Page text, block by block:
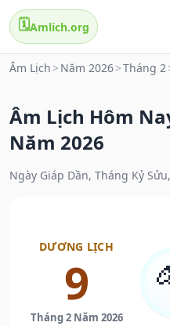
🗓️Amlich.org
Âm Lịch > Năm 2026>Tháng 2
Âm Lịch Hôm
Năm 2026
Ngày Giáp Dần, Tháng Kỷ
DƯƠNG LỊCH
9
Tháng 2 Năm 2026